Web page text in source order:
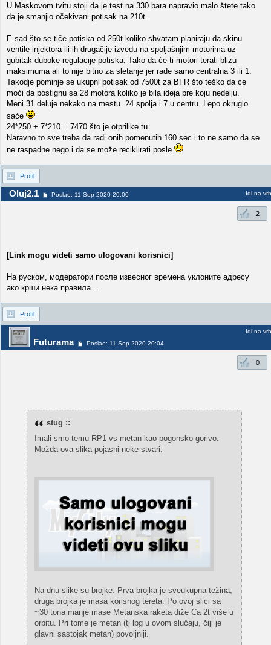
U Maskovom tvitu stoji da je test na 330 bara napravio malo štete tako
da je smanjio očekivani potisak na 210t.
E sad što se tiče potiska od 250t koliko shvatam planiraju da skinu
ventile injektora ili ih drugačije izvedu na spoljašnjim motorima uz
gubitak duboke regulacije potiska. Tako da će ti motori terati blizu
maksimuma ali to nije bitno za sletanje jer rade samo centralna 3 ili 1.
Takodje pominje se ukupni potisak od 7500t za BFR što teško da će
moći da postignu sa 28 motora koliko je bila ideja pre koju nedelju.
Meni 31 deluje nekako na mestu. 24 spolja i 7 u centru. Lepo okruglo
saće
24*250 + 7*210 = 7470 što je otprilike tu.
Naravno to sve treba da radi onih pomenutih 160 sec i to ne samo da se
ne raspadne nego i da se može reciklirati posle
Profil
Oluj2.1 Poslao: 11 Sep 2020 20:00 Idi na vrh
2
[Link mogu videti samo ulogovani korisnici]
На руском, модератори после извесног времена уклоните адресу
ако крши нека правила ...
Profil
Futurama Poslao: 11 Sep 2020 20:04
Idi na vrh
0
stug ::
Imali smo temu RP1 vs metan kao pogonsko gorivo.
Možda ova slika pojasni neke stvari:
Na dnu slike su brojke. Prva brojka je sveukupna težina,
druga brojka je masa korisnog tereta. Po ovoj slici sa
~30 tona manje mase Metanska raketa diže Ca 2t više u
orbitu. Pri tome je metan (tj lpg u ovom slučaju, čiji je
glavni sastojak metan) povoljniji.